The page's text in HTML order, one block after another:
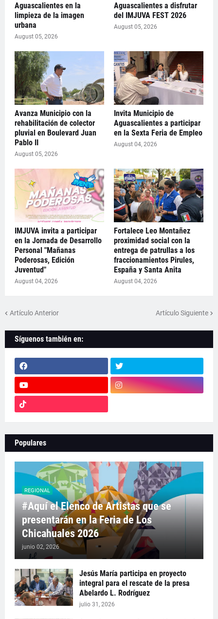
Aguascalientes en la
limpieza de la imagen
urbana
August 05, 2026
Aguascalientes a disfrutar
del IMJUVA FEST 2026
August 05, 2026
Avanza Municipio con la
rehabilitación de colector
pluvial en Boulevard Juan
Pablo II
August 05, 2026
Invita Municipio de
Aguascalientes a participar
en la Sexta Feria de Empleo
August 04, 2026
IMJUVA invita a participar
en la Jornada de Desarrollo
Personal "Mañanas
Poderosas, Edición
Juventud"
August 04, 2026
Fortalece Leo Montañez
proximidad social con la
entrega de patrullas a los
fraccionamientos Pirules,
España y Santa Anita
August 04, 2026
Artículo Anterior Artículo Siguiente
Síguenos también en:
Populares
REGIONAL
#Aquí el Elenco de Artistas que se
presentarán en la Feria de Los
Chicahuales 2026
junio 02, 2026
Jesús María participa en proyecto
integral para el rescate de la presa
Abelardo L. Rodríguez
julio 31, 2026